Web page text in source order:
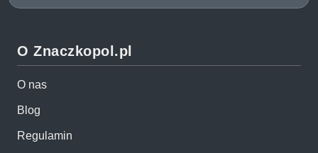
O Znaczkopol.pl
O nas
Blog
Regulamin